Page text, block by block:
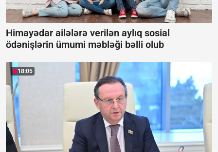
Himayədar ailələrə verilən aylıq sosial
ödənişlərin ümumi məbləği bəlli olub
18:05